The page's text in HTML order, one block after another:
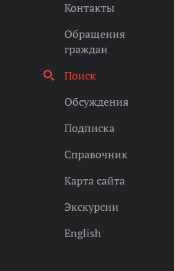
Контакты
Обращения
граждан
Поиск
Обсуждения
Подписка
Справочник
Карта сайта
Экскурсии
English